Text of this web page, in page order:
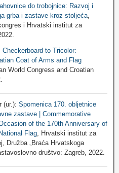
do trobojnice: Razvoj i
grba i zastave kroz stoljeća,
i Hrvatski institut za
Checkerboard to Tricolor:
Coat of Arms and Flag
World Congress and Croatian
(ur.): Spomenica 170. obljetnice
zastave | Commemorative
of the 170th Anniversary of
Flag, Hrvatski institut za
Družba „Braća Hrvatskoga
društvo: Zagreb, 2022.